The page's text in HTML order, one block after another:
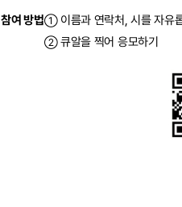
참여 방법①이름과 연락처, 시를 자유
②큐알을 찍어 응모하기